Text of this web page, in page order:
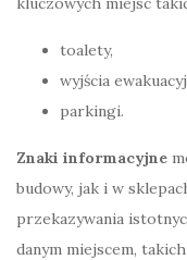
toalety,
wyjścia
parkingi.
Znaki informacyjne
budowy, jak i w
przekazywania
danym miejscem,